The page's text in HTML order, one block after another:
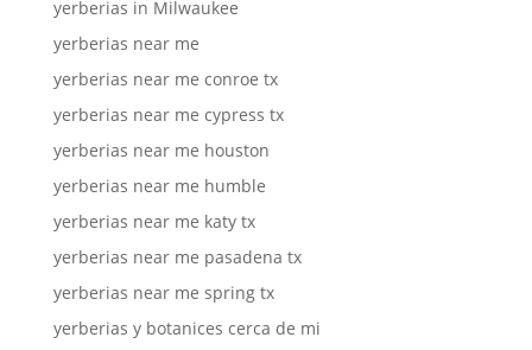
yerberias in Milwaukee
yerberias near me
yerberias near me conroe tx
yerberias near me cypress tx
yerberias near me houston
yerberias near me humble
yerberias near me katy tx
yerberias near me pasadena tx
yerberias near me spring tx
yerberias y botanices cerca de mi